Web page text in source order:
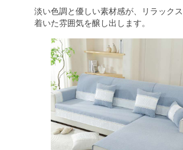
淡い色調と優しい素材感が、リラック
着いた雰囲気を醸し出します。